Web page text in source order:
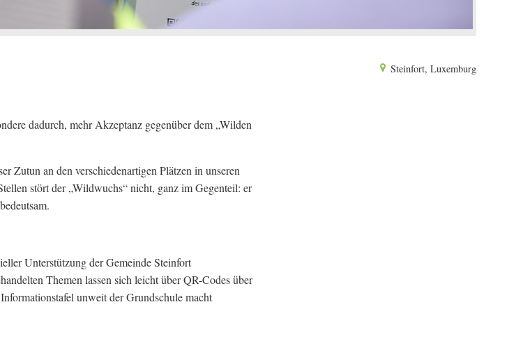
Steinfort, Luxemburg
dadurch, mehr Akzeptanz gegenüber dem „Wilden
Zutun an den verschiedenartigen Plätzen in unseren
stört der „Wildwuchs“ nicht, ganz im Gegenteil: er
Unterstützung der Gemeinde Steinfort
Themen lassen sich leicht über QR-Codes über
unweit der Grundschule macht